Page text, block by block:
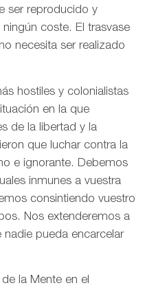
ser reproducido y
coste. El trasvase
necesita ser realizado
hostiles y colonialistas
en la que
de la libertad y la
que luchar contra la
e ignorante. Debemos
inmunes a vuestra
consintiendo vuestro
Nos extenderemos a
nadie pueda encarcelar
la Mente en el